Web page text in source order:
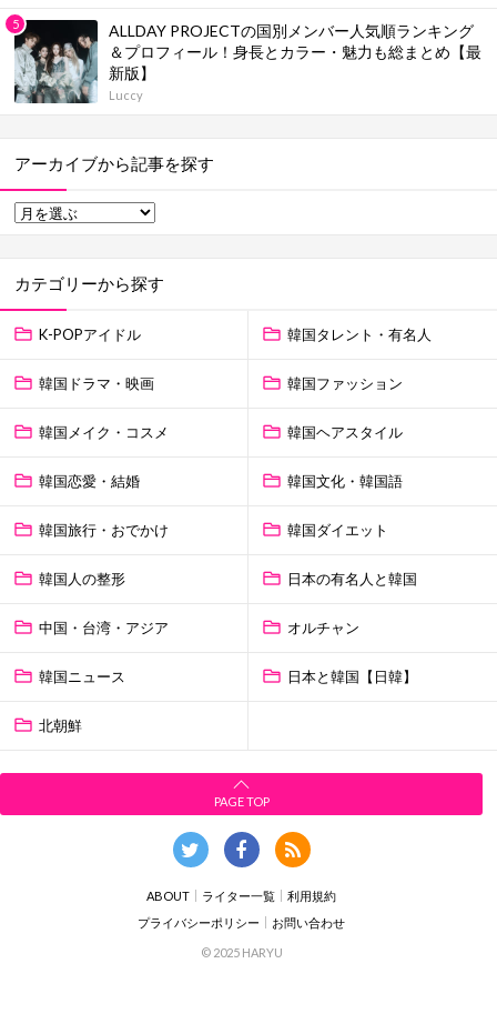
ALLDAY PROJECTの国別メンバー人気順ランキング
＆プロフィール！身長とカラー・魅力も総まとめ【最
新版】
Luccy
アーカイブから記事を探す
カテゴリーから探す
K-POPアイドル 韓国タレント・有名人
韓国ドラマ・映画 韓国ファッション
韓国メイク・コスメ 韓国ヘアスタイル
韓国恋愛・結婚 韓国文化・韓国語
韓国旅行・おでかけ 韓国ダイエット
韓国人の整形 日本の有名人と韓国
中国・台湾・アジア オルチャン
韓国ニュース 日本と韓国【日韓】
北朝鮮
PAGE TOP
ABOUT ライター一覧
利用規約
プライバシーポリシー
お問い合わせ
© 2025 HARYU